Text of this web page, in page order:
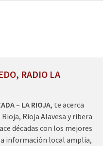
RADIO LA
– LA RIOJA, te acerca
Rioja Alavesa y ribera
décadas con los mejores
información local amplia,